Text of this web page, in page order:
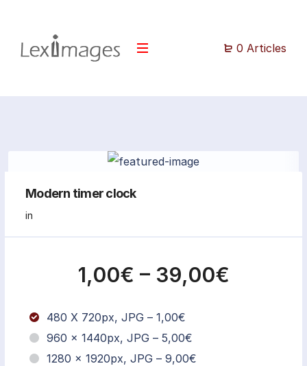
0 Articles
Modern timer clock
in
1,00€ – 39,00€
480 X 720px, JPG – 1,00€
960 x 1440px, JPG – 5,00€
1280 x 1920px, JPG – 9,00€